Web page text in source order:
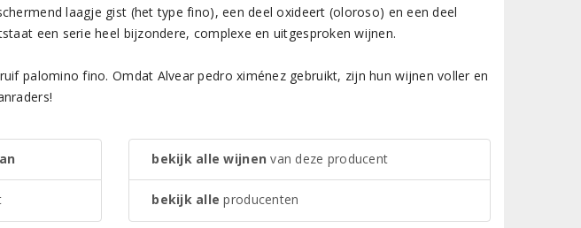
laagje gist (het type fino), een deel oxideert (oloroso) en een deel
een serie heel bijzondere, complexe en uitgesproken wijnen.
palomino fino. Omdat Alvear pedro ximénez gebruikt, zijn hun wijnen voller en
bekijk alle wijnen van deze producent
bekijk alle producenten